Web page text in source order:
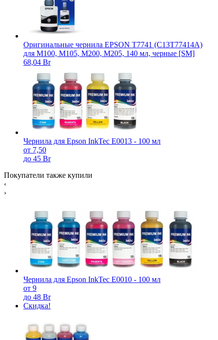
Оригинальные чернила EPSON T7741 (C13T77414A)
для M100, M105, M200, M205, 140 мл, черные [SM]
68,04 Br
Чернила для Epson InkTec E0013 - 100 мл
от 7,50
до 45 Br
Покупатели также купили
‹
›
Чернила для Epson InkTec E0010 - 100 мл
от 9
до 48 Br
Скидка!